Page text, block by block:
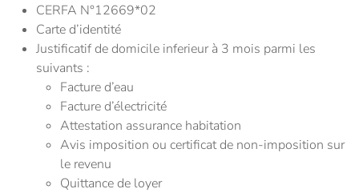
CERFA N°12669*02
Carte d’identité
Justificatif de domicile inferieur à 3 mois parmi les
suivants :
Facture d’eau
Facture d’électricité
Attestation assurance habitation
Avis imposition ou certificat de non-imposition sur
le revenu
Quittance de loyer